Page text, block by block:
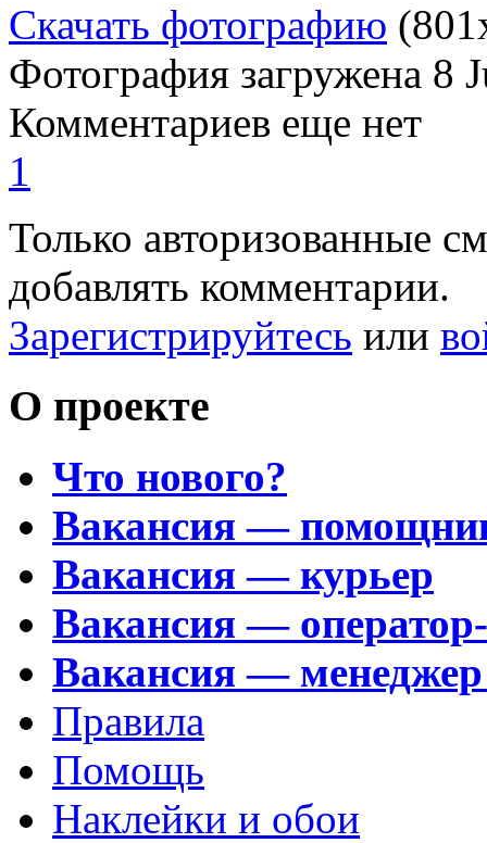
Скачать фотографию
Фотография загружена 8
Комментариев еще нет
1
Только авторизованные
добавлять комментарии.
Зарегистрируйтесь или
О проекте
Что нового?
Вакансия —
Вакансия — курьер
Вакансия —
Вакансия —
Правила
Помощь
Наклейки и обои